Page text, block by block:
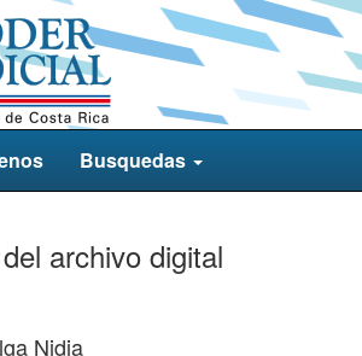
Busquedas
archivo digital